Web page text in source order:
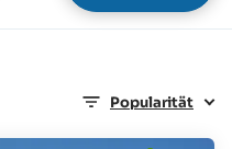
Popularität